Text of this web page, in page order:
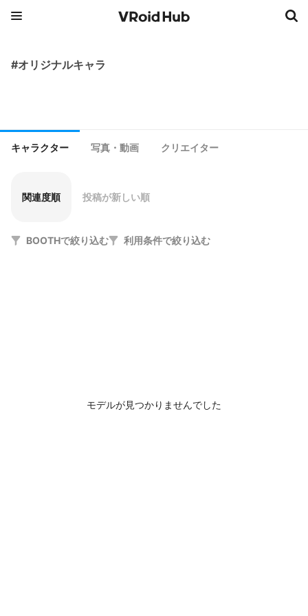
#オリジナルキャラ
キャラクター 写真・動画 クリエイター
関連度順 投稿が新しい順
BOOTHで絞り込む 利用条件で絞り込む
モデルが見つかりませんでした